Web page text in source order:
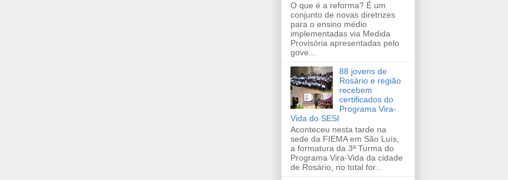
O que é a reforma? É um
conjunto de novas diretrizes
para o ensino médio
implementadas via Medida
Provisória apresentadas pelo
gove...
88 jovens de
Rosário e região
recebem
certificados do
Programa Vira-
Vida do SESI
Aconteceu nesta tarde na
sede da FIEMA em São Luís,
a formatura da 3ª Turma do
Programa Vira-Vida da cidade
de Rosário, no total for...